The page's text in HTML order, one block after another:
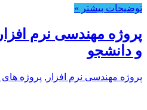
توضیحات بیشتر »
پروژه مهندسی نرم
و دانشجو
پروژه مهندسی نرم افزار , پروژه های